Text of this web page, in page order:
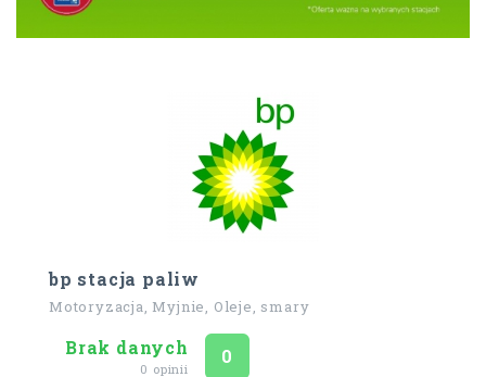
bp stacja paliw
Motoryzacja, Myjnie, Oleje, smary
Brak danych
0 opinii
Ocena
0